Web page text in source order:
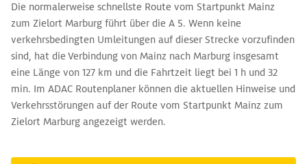
Die normalerweise schnellste Route vom Startpunkt Mainz
zum Zielort Marburg führt über die A 5. Wenn keine
verkehrsbedingten Umleitungen auf dieser Strecke vorzufinden
sind, hat die Verbindung von Mainz nach Marburg insgesamt
eine Länge von 127 km und die Fahrtzeit liegt bei 1 h und 32
min. Im ADAC Routenplaner können die aktuellen Hinweise und
Verkehrsstörungen auf der Route vom Startpunkt Mainz zum
Zielort Marburg angezeigt werden.